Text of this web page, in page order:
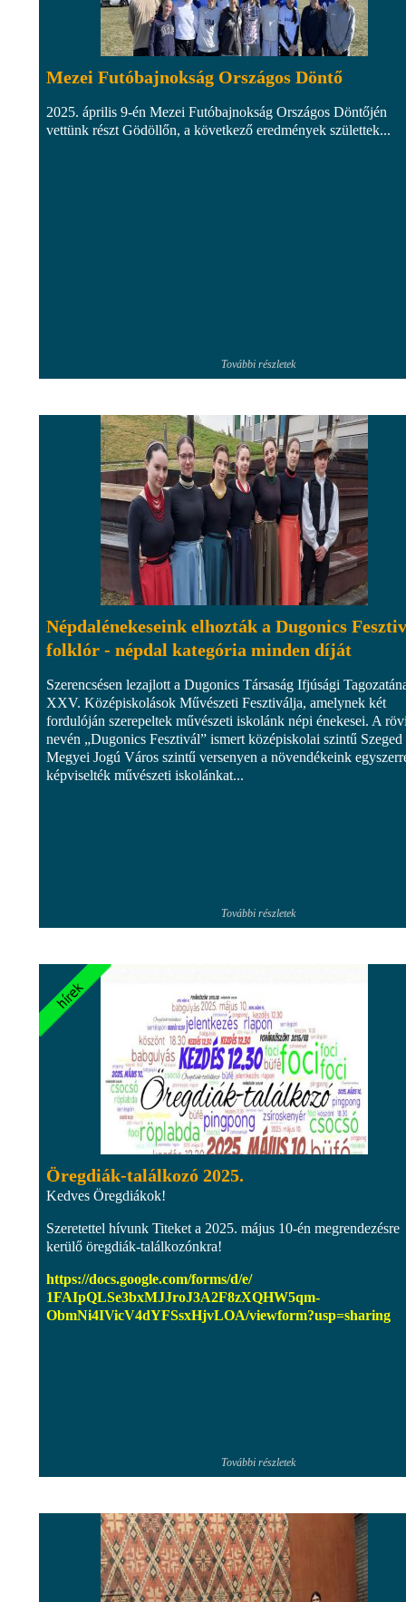
Mezei Futóbajnokság Országos Döntő
2025. április 9-én Mezei Futóbajnokság Országos Döntőjén
vettünk részt Gödöllőn, a következő eredmények születtek...
További részletek
Népdalénekeseink elhozták a Dugonics
folklór - népdal kategória minden díját
Szerencsésen lezajlott a Dugonics Társaság Ifjúsági
XXV. Középiskolások Művészeti Fesztiválja, amelynek két
fordulóján szerepeltek művészeti iskolánk népi énekesei. A
nevén „Dugonics Fesztivál” ismert középiskolai szintű Szeged
Megyei Jogú Város szintű versenyen a növendékeink
képviselték művészeti iskolánkat...
További részletek
Öregdiák-találkozó 2025.
Kedves Öregdiákok!
Szeretettel hívunk Titeket a 2025. május 10-én megrendezésre
kerülő öregdiák-találkozónkra!
https://docs.google.com/forms/d/e/
1FAIpQLSe3bxMJJroJ3A2F8zXQHW5qm-
ObmNi4IVicV4dYFSsxHjvLOA/viewform?usp=sharing
További részletek